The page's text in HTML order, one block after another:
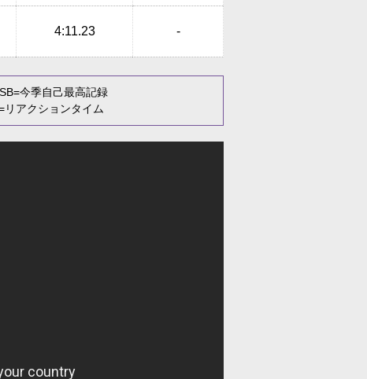
4:11.23 -
SB=今季自己最高記録
リアクションタイム